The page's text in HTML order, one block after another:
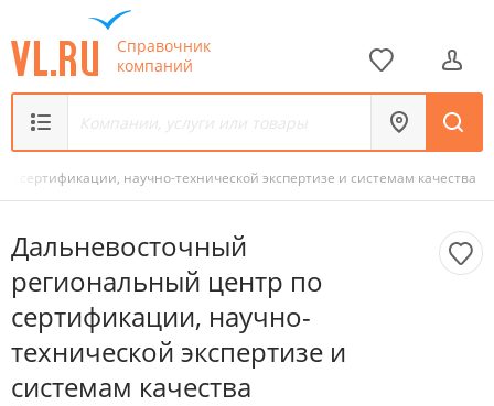
Справочник
компаний
сертификации, научно-технической экспертизе и системам качества
Дальневосточный
региональный центр по
сертификации, научно-
технической экспертизе и
системам качества